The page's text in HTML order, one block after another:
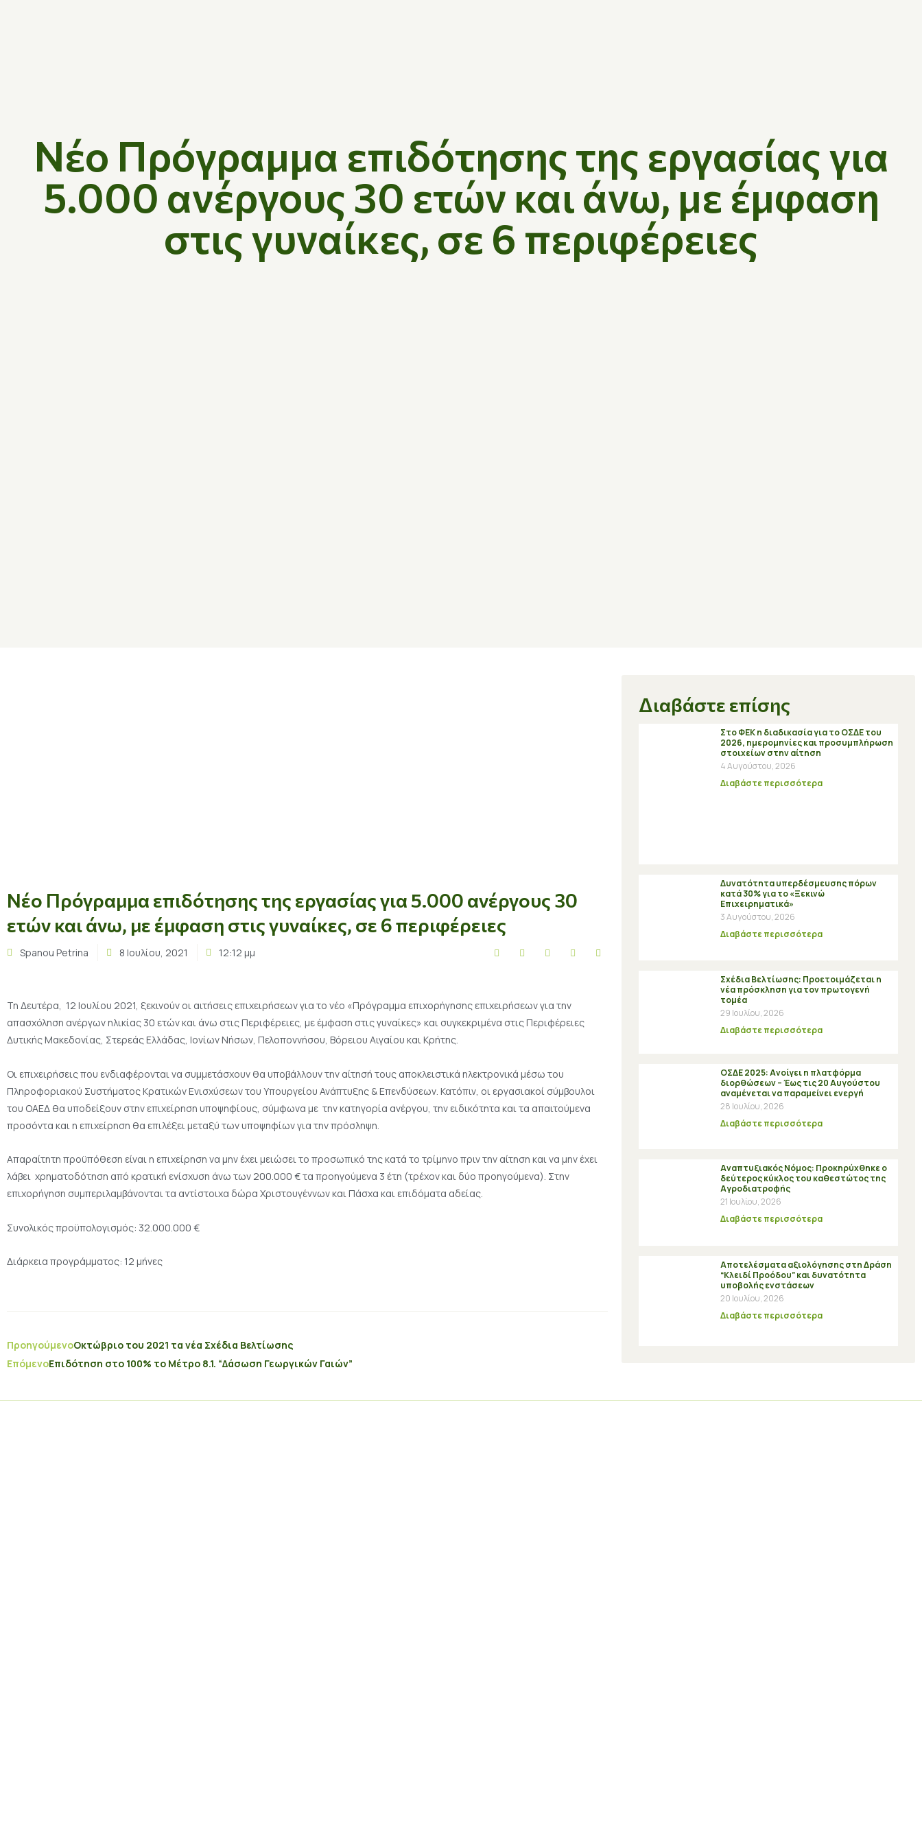
Νέο Πρόγραμμα επιδότησης της εργασίας για
5.000 ανέργους 30 ετών και άνω, με έμφαση
στις γυναίκες, σε 6 περιφέρειες
Νέο Πρόγραμμα επιδότησης της εργασίας για 5.000 ανέργους 30
ετών και άνω, με έμφαση στις γυναίκες, σε 6 περιφέρειες
Spanou Petrina 8 Ιουλίου, 2021 12:12 μμ
Τη Δευτέρα, 12 Ιουλίου 2021, ξεκινούν οι αιτήσεις επιχειρήσεων για το νέο «Πρόγραμμα επιχορήγησης επιχειρήσεων για την
απασχόληση ανέργων ηλικίας 30 ετών και άνω στις Περιφέρειες, με έμφαση στις γυναίκες» και συγκεκριμένα στις Περιφέρειες
Δυτικής Μακεδονίας, Στερεάς Ελλάδας, Ιονίων Νήσων, Πελοποννήσου, Βόρειου Αιγαίου και Κρήτης.
Οι επιχειρήσεις που ενδιαφέρονται να συμμετάσχουν θα υποβάλλουν την αίτησή τους αποκλειστικά ηλεκτρονικά μέσω του
Πληροφοριακού Συστήματος Κρατικών Ενισχύσεων του Υπουργείου Ανάπτυξης & Επενδύσεων. Κατόπιν, οι εργασιακοί σύμβουλοι
του ΟΑΕΔ θα υποδείξουν στην επιχείρηση υποψηφίους, σύμφωνα με την κατηγορία ανέργου, την ειδικότητα και τα απαιτούμενα
προσόντα και η επιχείρηση θα επιλέξει μεταξύ των υποψηφίων για την πρόσληψη.
Απαραίτητη προϋπόθεση είναι η επιχείρηση να μην έχει μειώσει το προσωπικό της κατά το τρίμηνο πριν την αίτηση και να μην έχει
λάβει χρηματοδότηση από κρατική ενίσχυση άνω των 200.000 € τα προηγούμενα 3 έτη (τρέχον και δύο προηγούμενα). Στην
επιχορήγηση συμπεριλαμβάνονται τα αντίστοιχα δώρα Χριστουγέννων και Πάσχα και επιδόματα αδείας.
Συνολικός προϋπολογισμός: 32.000.000 €
Διάρκεια προγράμματος: 12 μήνες
ΠροηγούμενοΟκτώβριο του 2021 τα νέα Σχέδια Βελτίωσης
ΕπόμενοEπιδότηση στο 100% το Μέτρο 8.1. “Δάσωση Γεωργικών Γαιών”
Διαβάστε επίσης
Στο ΦΕΚ η διαδικασία για το ΟΣΔΕ του
2026, ημερομηνίες και προσυμπλήρωση
στοιχείων στην αίτηση
4 Αυγούστου, 2026
Διαβάστε περισσότερα
Δυνατότητα υπερδέσμευσης πόρων
κατά 30% για το «Ξεκινώ
Επιχειρηματικά»
3 Αυγούστου, 2026
Διαβάστε περισσότερα
Σχέδια Βελτίωσης: Προετοιμάζεται η
νέα πρόσκληση για τον πρωτογενή
τομέα
29 Ιουλίου, 2026
Διαβάστε περισσότερα
ΟΣΔΕ 2025: Ανοίγει η πλατφόρμα
διορθώσεων – Έως τις 20 Αυγούστου
αναμένεται να παραμείνει ενεργή
28 Ιουλίου, 2026
Διαβάστε περισσότερα
Αναπτυξιακός Νόμος: Προκηρύχθηκε ο
δεύτερος κύκλος του καθεστώτος της
Αγροδιατροφής
21 Ιουλίου, 2026
Διαβάστε περισσότερα
Αποτελέσματα αξιολόγησης στη Δράση
“Κλειδί Προόδου” και δυνατότητα
υποβολής ενστάσεων
20 Ιουλίου, 2026
Διαβάστε περισσότερα